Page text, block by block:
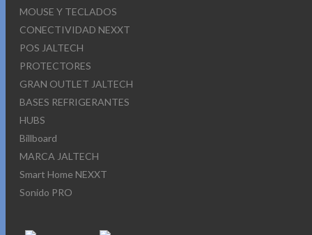
MOUSE Y TECLADOS
CONECTIVIDAD NEXXT
POS JALTECH
PROTECTORES
GRAN OUTLET JALTECH
BASES REFRIGERANTES
HUBS
Billboard
MARCA JALTECH
Smart Home NEXXT
Sonido PRO